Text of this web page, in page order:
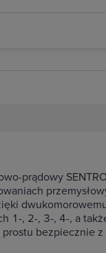
prądowy
1-, 2-, 3-, 4-, a
bezpiecznie